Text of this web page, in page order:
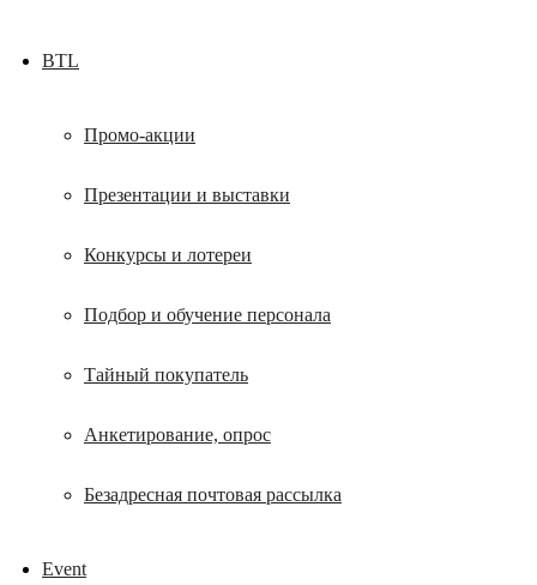
BTL
Промо-акции
Презентации и выставки
Конкурсы и лотереи
Подбор и обучение персонала
Тайный покупатель
Анкетирование, опрос
Безадресная почтовая рассылка
Event